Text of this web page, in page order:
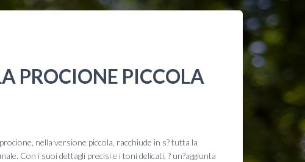
PROCIONE PICCOLA
nella versione piccola, racchiude in s? tutta la
Con i suoi dettagli precisi e i toni delicati, ? un?aggiunta